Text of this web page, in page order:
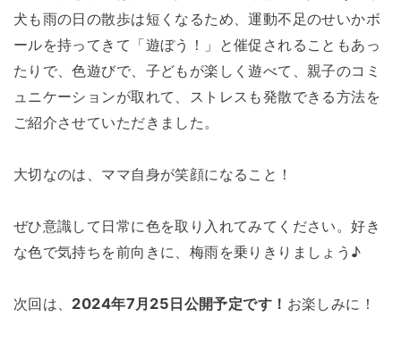
犬も雨の日の散歩は短くなるため、運動不足のせいかボ
ールを持ってきて「遊ぼう！」と催促されることもあっ
たりで、色遊びで、子どもが楽しく遊べて、親子のコミ
ュニケーションが取れて、ストレスも発散できる方法を
ご紹介させていただきました。
大切なのは、ママ自身が笑顔になること！
ぜひ意識して日常に色を取り入れてみてください。好き
な色で気持ちを前向きに、梅雨を乗りきりましょう♪
次回は、 2024年7月25日公開予定です！ お楽しみに！